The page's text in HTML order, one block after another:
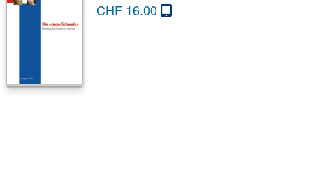
CHF16.00